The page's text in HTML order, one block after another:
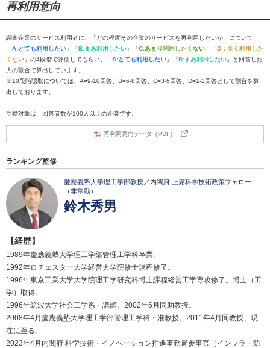
再利用意向
調査企業のサービス利用者に、「どの程度その企業のサービスを再利用したいか」について
「A:とても利用したい 」「B:まあ利用したい 」「C:あまり利用したくない 」「D：全く利用した
くない 」の4段階で評価してもらい、「A:とても利用したい 」「B:まあ利用したい 」と回答した
人の割合で算出しています。
※10段階聴取については、A=9-10回答、B=6-8回答、C=3-5回答、D=1-2回答として割合を算
出しております。
商標対象は、回答者数が100人以上の企業です。
再利用意向データ（PDF）
ランキング監修
慶應義塾大学理工学部教授／内閣府 上席科学技術政策フェロー
（非常勤）
鈴木秀男
【経歴】
1989年慶應義塾大学理工学部管理工学科卒業。
1992年ロチェスター大学経営大学院修士課程修了。
1996年東京工業大学大学院理工学研究科博士課程経営工学専攻修了。博士（工
学）取得。
1996年筑波大学社会工学系・講師。2002年6月同助教授。
2008年4月慶應義塾大学理工学部管理工学科・准教授。2011年4月同教授、現
在に至る。
2023年4月内閣府 科学技術・イノベーション推進事務局参事官（インフラ・防